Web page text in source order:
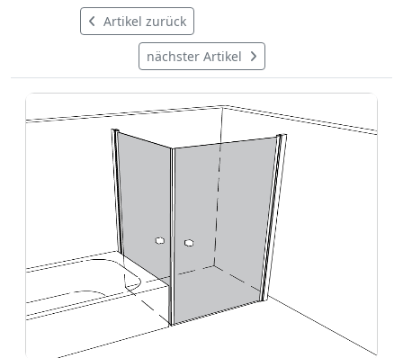
Artikel zurück
nächster Artikel